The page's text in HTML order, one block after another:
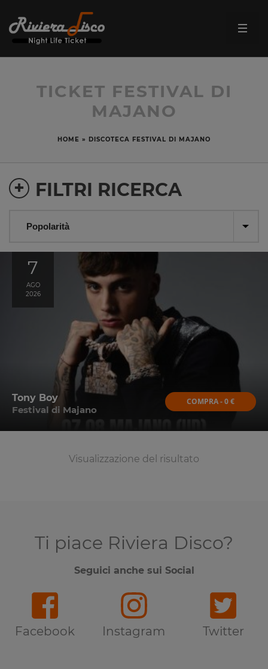
TICKET FESTIVAL DI
MAJANO
HOME » DISCOTECA FESTIVAL DI MAJANO
FILTRI RICERCA
+
7
AGO
2026
Tony Boy
Festival di Majano
COMPRA - 0 €
Visualizzazione del risultato
Ti piace Riviera Disco?
Seguici anche sui Social
Facebook Instagram Twitter